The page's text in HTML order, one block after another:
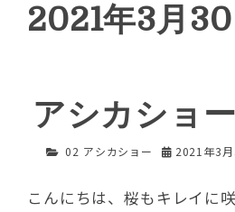
2021年3月30
アシカショ
02 アシカショー 2021年3
こんにちは、桜もキレイに